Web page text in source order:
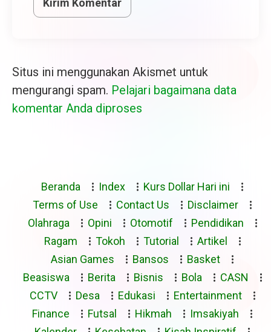
Situs ini menggunakan Akismet untuk
mengurangi spam. Pelajari bagaimana data
komentar Anda diproses
Beranda Index
Kurs Dollar Hari ini
Terms of Use
Contact Us
Disclaimer
Olahraga
Opini Otomotif
Pendidikan
Ragam
Tokoh Tutorial
Artikel
Asian Games
Bansos
Basket
Beasiswa
Berita Bisnis Bola
CASN
CCTV
Desa Edukasi
Entertainment
Finance
Futsal Hikmah
Imsakiyah